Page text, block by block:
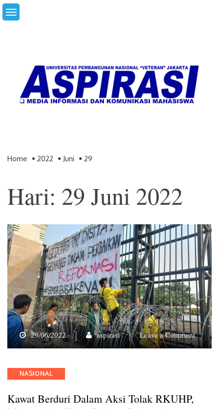
Skip
to
Home 2022 Juni 29
Hari: 29 Juni 2022
29/06/2022 aspirasi Leave a Commenton
Kawat
Categories
NASIONAL
Kawat Berduri Dalam Aksi Tolak RKUHP,